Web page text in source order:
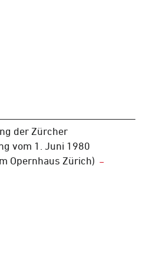
der Zürcher
vom 1. Juni 1980
Opernhaus Zürich)